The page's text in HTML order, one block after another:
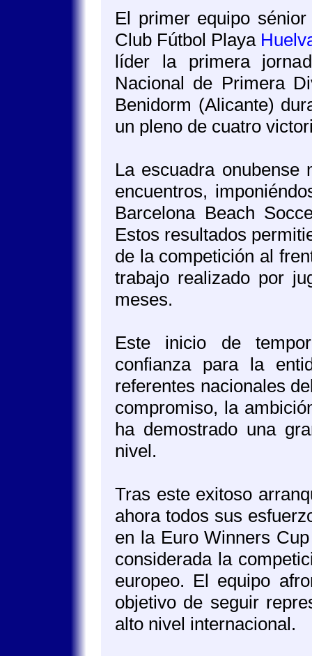
El primer equipo
Club Fútbol Playa
líder la primera
Nacional de Primera
Benidorm (Alicante)
un pleno de cuatro
La escuadra
encuentros,
Barcelona Beach
Estos resultados
de la competición al
trabajo realizado por
meses.
Este inicio de
confianza para la
referentes nacionales
compromiso, la
ha demostrado una
nivel.
Tras este exitoso
ahora todos sus
en la Euro Winners
considerada la
europeo. El equipo
objetivo de seguir
alto nivel internacional.